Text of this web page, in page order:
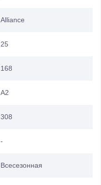
Alliance
25
168
A2
308
-
Всесезонная